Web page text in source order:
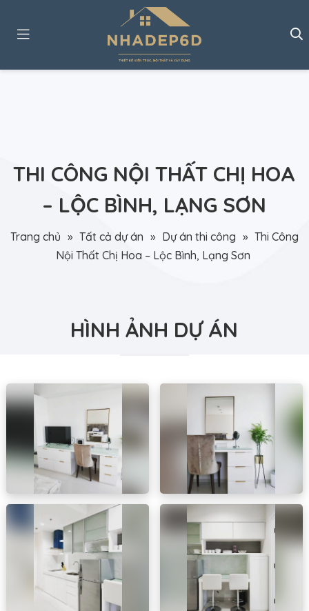
THI CÔNG NỘI THẤT CHỊ HOA
– LỘC BÌNH, LẠNG SƠN
Trang chủ » Tất cả dự án » Dự án thi công » Thi Công
Nội Thất Chị Hoa – Lộc Bình, Lạng Sơn
HÌNH ẢNH DỰ ÁN